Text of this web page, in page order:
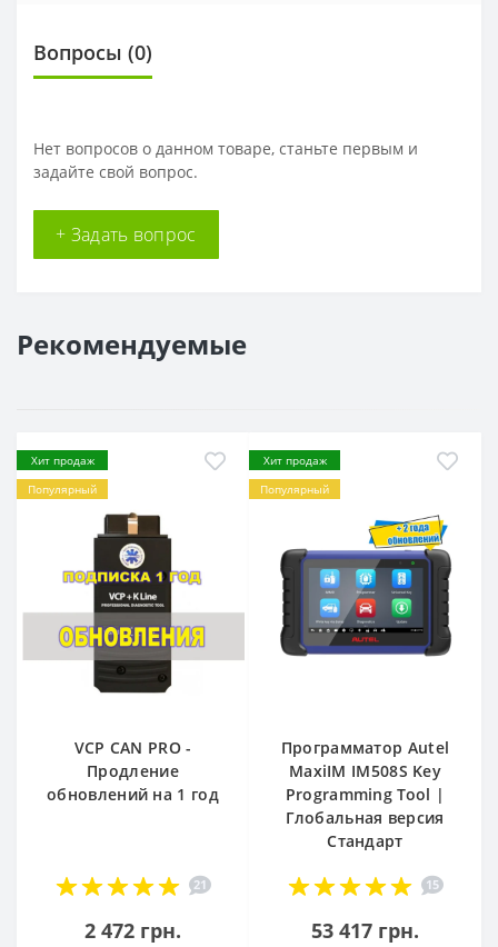
Вопросы (0)
Нет вопросов о данном товаре, станьте первым и
задайте свой вопрос.
+ Задать вопрос
Рекомендуемые
Хит продаж
Популярный
VCP CAN PRO -
Продление
обновлений на 1 год
21
2 472 грн.
Хит продаж
Популярный
Программатор Autel
MaxiIM IM508S Key
Programming Tool |
Глобальная версия
Стандарт
15
53 417 грн.